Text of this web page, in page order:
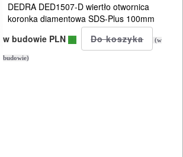
DEDRA DED1507-D wiertło otwornica
koronka diamentowa SDS-Plus 100mm
w budowie PLN
(w
budowie)